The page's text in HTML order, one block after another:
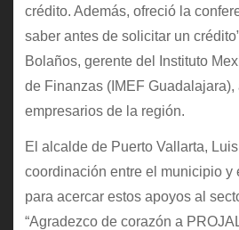
crédito. Además, ofreció la
saber antes de solicitar un
Bolaños, gerente del Instituto
de Finanzas (IMEF
empresarios de la región.
El alcalde de Puerto Vallarta,
coordinación entre el municipio y
para acercar estos apoyos al
“Agradezco de corazón a